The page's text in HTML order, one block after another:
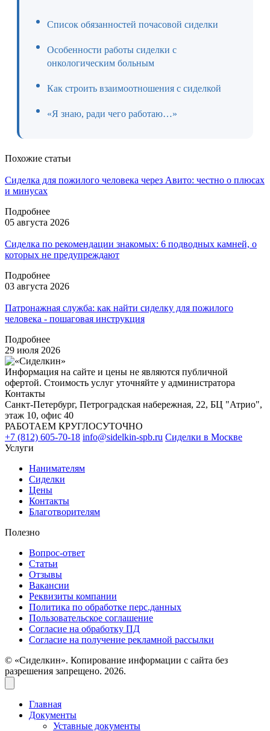
Список обязанностей почасовой сиделки
Особенности работы сиделки с
онкологическим больным
Как строить взаимоотношения с сиделкой
«Я знаю, ради чего работаю…»
Похожие статьи
Сиделка для пожилого человека через Авито: честно о плюсах
и минусах
Подробнее
05 августа 2026
Сиделка по рекомендации знакомых: 6 подводных камней, о
которых не предупреждают
Подробнее
03 августа 2026
Патронажная служба: как найти сиделку для пожилого
человека - пошаговая инструкция
Подробнее
29 июля 2026
Информация на сайте и цены не являются публичной
офертой. Стоимость услуг уточняйте у администратора
Контакты
Санкт-Петербург, Петроградская набережная, 22, БЦ "Атрио",
этаж 10, офис 40
РАБОТАЕМ КРУГЛОСУТОЧНО
+7 (812) 605-70-18 info@sidelkin-spb.ru Сиделки в Москве
Услуги
Нанимателям
Сиделки
Цены
Контакты
Благотворителям
Полезно
Вопрос-ответ
Статьи
Отзывы
Вакансии
Реквизиты компании
Политика по обработке перс.данных
Пользовательское соглашение
Согласие на обработку ПД
Согласие на получение рекламной рассылки
© «Сиделкин». Копирование информации с сайта без
разрешения запрещено. 2026.
Главная
Документы
Уставные документы